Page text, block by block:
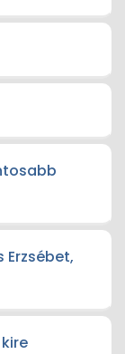
Erzsébet,